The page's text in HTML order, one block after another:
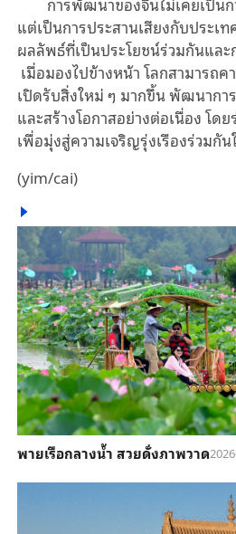
แต่เป็นการประสานเสียงกับประเ
ผลลัพธ์ที่เป็นประโยชน์ร่วมกันแล
เมื่อมองไปข้างหน้า โลกสามารถค
เปิดรับสิ่งใหม่ ๆ มากขึ้น พัฒนากา
และสร้างโอกาสอย่างต่อเนื่อง โด
เพื่อมุ่งสู่ความเจริญรุ่งเรืองร่วมกั
(yim/cai)
พายเรือกลางน้ำ สวยดั่งภาพวาด